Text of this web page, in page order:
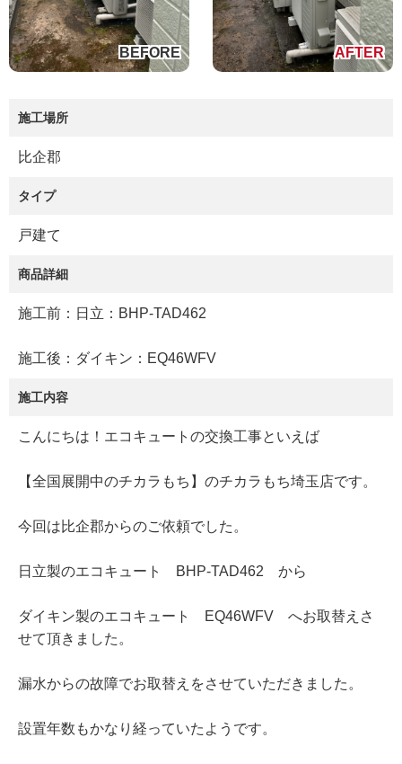
施工場所
比企郡
タイプ
戸建て
商品詳細
施工前：日立：BHP-TAD462
施工後：ダイキン：EQ46WFV
施工内容
こんにちは！エコキュートの交換工事といえば
【全国展開中のチカラもち】のチカラもち埼玉店です。
今回は比企郡からのご依頼でした。
日立製のエコキュート BHP-TAD462 から
ダイキン製のエコキュート EQ46WFV へお取替えさ
せて頂きました。
漏水からの故障でお取替えをさせていただきました。
設置年数もかなり経っていたようです。